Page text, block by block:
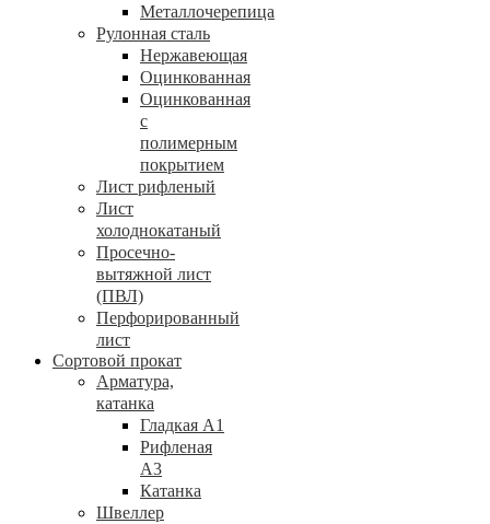
Металлочерепица
Рулонная сталь
Нержавеющая
Оцинкованная
Оцинкованная
с
полимерным
покрытием
Лист рифленый
Лист
холоднокатаный
Просечно-
вытяжной лист
(ПВЛ)
Перфорированный
лист
Сортовой прокат
Арматура,
катанка
Гладкая А1
Рифленая
А3
Катанка
Швеллер